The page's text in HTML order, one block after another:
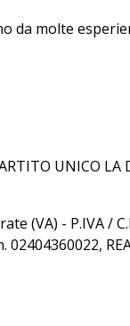
molte
UNICO LA
(VA) - P.IVA /